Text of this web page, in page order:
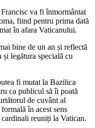
va fi înmormântat
fiind pentru prima dată
în afara Vaticanului.
bine de un an și reflectă
legătura specială cu
fi mutat la Bazilica
ca publicul să îi poată
de cuvânt al
în acest sens
reuniți la Vatican.